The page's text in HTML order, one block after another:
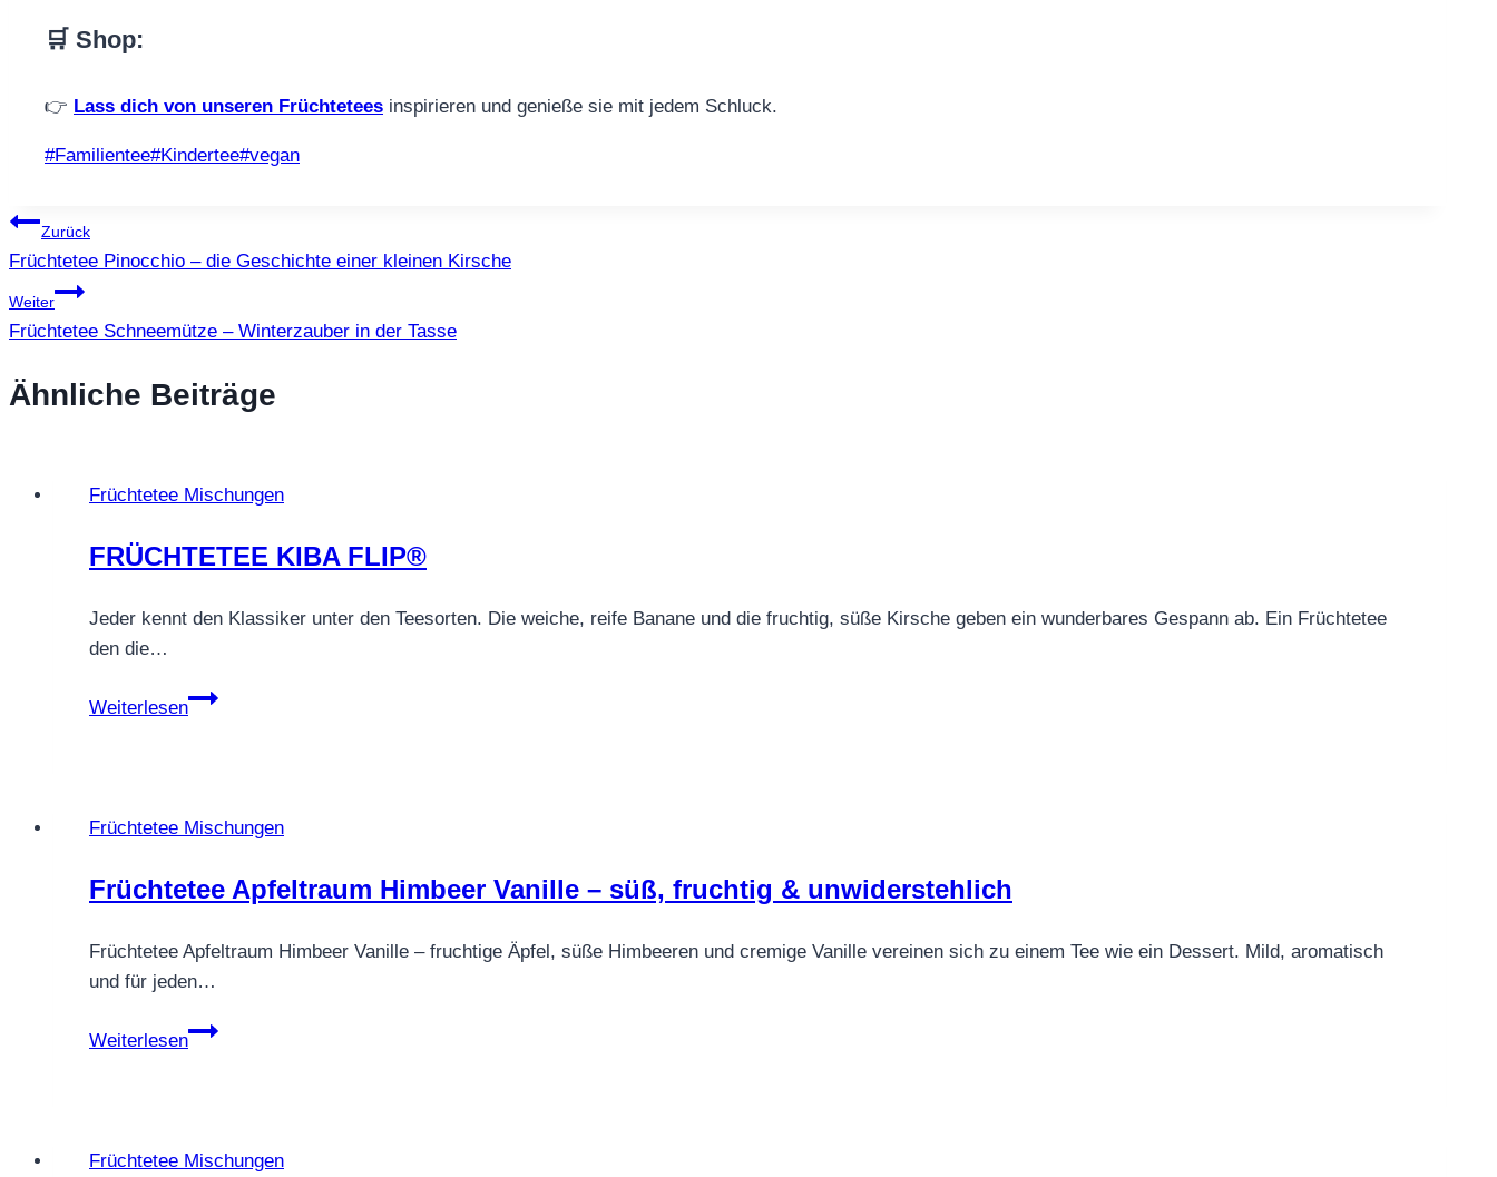
🛒 Shop:
👉 Lass dich von unseren Früchtetees inspirieren und genieße sie mit jedem Schluck.
Schlagworte:
#Familientee#Kindertee#vegan
Beitragsnavigation
Zurück
Früchtetee Pinocchio – die Geschichte einer kleinen Kirsche
Weiter
Früchtetee Schneemütze – Winterzauber in der Tasse
Ähnliche Beiträge
Früchtetee Mischungen
FRÜCHTETEE KIBA FLIP®
Jeder kennt den Klassiker unter den Teesorten. Die weiche, reife Banane und die fruchtig, süße Kirsche geben ein wunderbares Gespann ab. Ein Früchtetee
den die…
Weiterlesen
FRÜCHTETEE
Früchtetee Mischungen
Früchtetee Apfeltraum Himbeer Vanille – süß, fruchtig & unwiderstehlich
Früchtetee Apfeltraum Himbeer Vanille – fruchtige Äpfel, süße Himbeeren und cremige Vanille vereinen sich zu einem Tee wie ein Dessert. Mild, aromatisch
und für jeden…
Weiterlesen
Früchtetee
–
Früchtetee Mischungen